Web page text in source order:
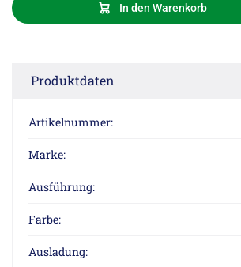
In den Warenkorb
Produktdaten
Artikelnummer:
Marke:
Ausführung:
Farbe:
Ausladung: